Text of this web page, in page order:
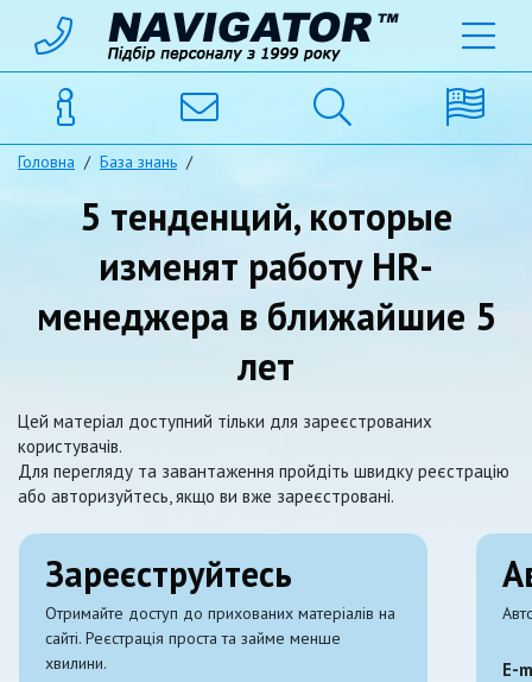
Головна / База знань /
5 тенденций, которые
изменят работу HR-
менеджера в ближайшие 5
лет
Цей матеріал доступний тільки для зареєстрованих
користувачів.
Для перегляду та завантаження пройдіть швидку реєстрацію
або авторизуйтесь, якщо ви вже зареєстровані.
Зареєструйтесь
Отримайте доступ до прихованих матеріалів на
сайті. Реєстрація проста та займе менше
хвилини.
E-